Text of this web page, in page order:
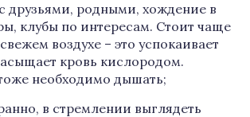
друзьями, родными, хождение в
клубы по интересам. Стоит чаще
воздухе – это успокаивает
кровь кислородом.
необходимо дышать;
в стремлении выглядеть